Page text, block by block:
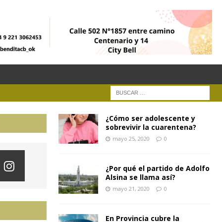
¿Cómo ser adolescente y
sobrevivir la cuarentena?
mayo 25, 2020 0
¿Por qué el partido de Adolfo
Alsina se llama así?
mayo 21, 2020 0
En Provincia cubre la